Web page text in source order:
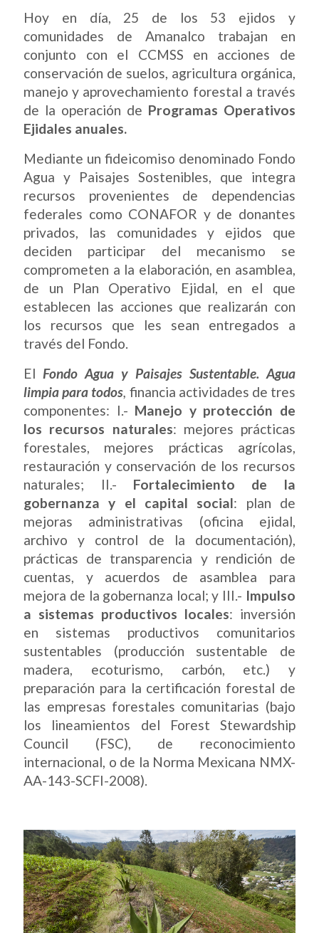
Hoy en día, 25 de los 53 ejidos y
comunidades de Amanalco trabajan en
conjunto con el CCMSS en acciones de
conservación de suelos, agricultura orgánica,
manejo y aprovechamiento forestal a través
de la operación de Programas Operativos
Ejidales anuales.
Mediante un fideicomiso denominado Fondo
Agua y Paisajes Sostenibles, que integra
recursos provenientes de dependencias
federales como CONAFOR y de donantes
privados, las comunidades y ejidos que
deciden participar del mecanismo se
comprometen a la elaboración, en asamblea,
de un Plan Operativo Ejidal, en el que
establecen las acciones que realizarán con
los recursos que les sean entregados a
través del Fondo.
ElFondo Agua y Paisajes Sustentable. Agua
limpia para todos, financia actividades de tres
componentes: I.- Manejo y protección de
los recursos naturales: mejores prácticas
forestales, mejores prácticas agrícolas,
restauración y conservación de los recursos
naturales; II.- Fortalecimiento de la
gobernanza y el capital social: plan de
mejoras administrativas (oficina ejidal,
archivo y control de la documentación),
prácticas de transparencia y rendición de
cuentas, y acuerdos de asamblea para
mejora de la gobernanza local; y III.- Impulso
a sistemas productivos locales: inversión
en sistemas productivos comunitarios
sustentables (producción sustentable de
madera, ecoturismo, carbón, etc.) y
preparación para la certificación forestal de
las empresas forestales comunitarias (bajo
los lineamientos del Forest Stewardship
Council (FSC), de reconocimiento
internacional, o de la Norma Mexicana NMX-
AA-143-SCFI-2008).